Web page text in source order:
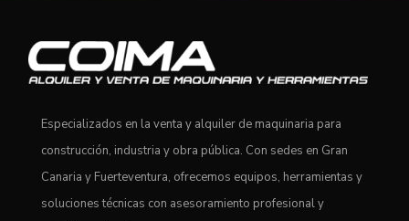
Especializados en la venta y alquiler de maquinaria para
construcción, industria y obra pública. Con sedes en Gran
Canaria y Fuerteventura, ofrecemos equipos, herramientas y
soluciones técnicas con asesoramiento profesional y